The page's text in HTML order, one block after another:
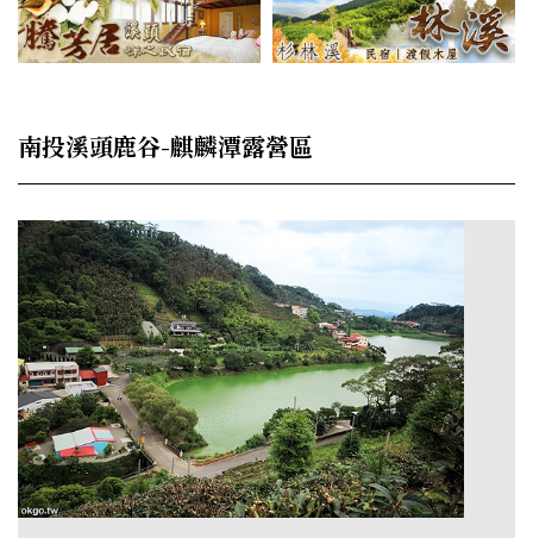
南投溪頭鹿谷-麒麟潭露營區